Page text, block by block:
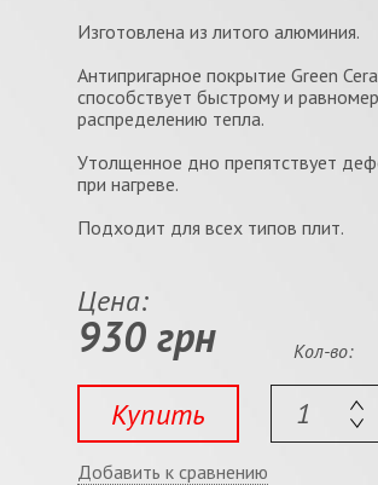
Изготовлена из литого алюминия.
Антипригарное покрытие Green
способствует быстрому и
распределению тепла.
Утолщенное дно препятствует
при нагреве.
Подходит для всех типов плит.
Цена:
930 грн
Купить
Кол-во:
Добавить к сравнению